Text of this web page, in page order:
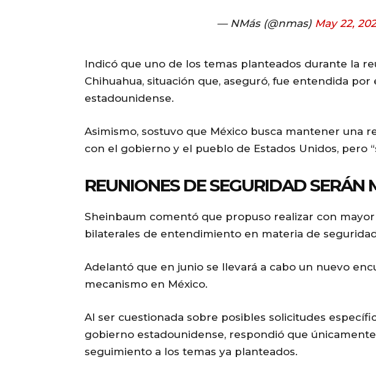
— NMás (@nmas) May 22,
Indicó que uno de los temas planteados durante la
Chihuahua, situación que, aseguró, fue entendida por
estadounidense.
Asimismo, sostuvo que México busca mantener una
con el gobierno y el pueblo de Estados Unidos, pero
REUNIONES DE SEGURIDAD SERÁN
Sheinbaum comentó que propuso realizar con
bilaterales de entendimiento en materia de
Adelantó que en junio se llevará a cabo un nuevo
mecanismo en México.
Al ser cuestionada sobre posibles solicitudes
gobierno estadounidense, respondió que
seguimiento a los temas ya planteados.